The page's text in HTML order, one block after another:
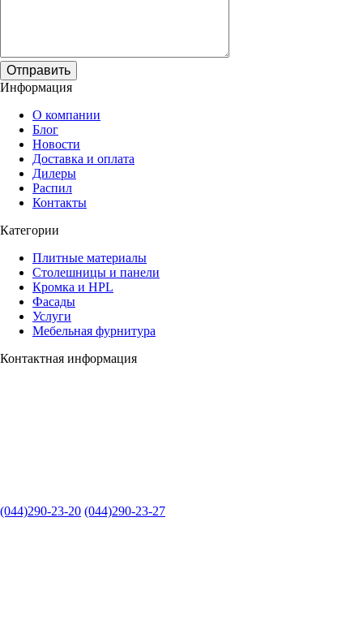
Отправить
Информация
О компании
Блог
Новости
Доставка и оплата
Дилеры
Распил
Контакты
Категории
Плитные материалы
Столешницы и панели
Кромка и HPL
Фасады
Услуги
Мебельная фурнитура
Контактная информация
(044)290-23-20 (044)290-23-27